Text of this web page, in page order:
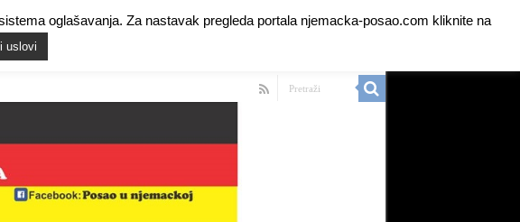
Members
oglašavanja. Za nastavak pregleda portala njemacka-posao.com kliknite na
uslovi